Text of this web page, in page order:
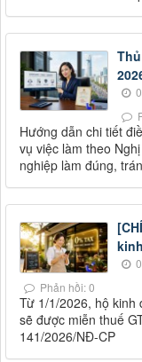
Hướng dẫn chi tiết
vụ việc làm theo
nghiệp làm đúng,
Phản hồi: 0
Từ 1/1/2026, hộ kinh
sẽ được miễn thuế
141/2026/NĐ-CP